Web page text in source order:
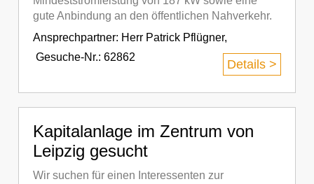
gute Anbindung an den öffentlichen Nahverkehr.
Ansprechpartner: Herr Patrick Pflügner,
Gesuche-Nr.: 62862
Details >
Kapitalanlage im Zentrum von
Leipzig gesucht
Wir suchen für einen Interessenten zur